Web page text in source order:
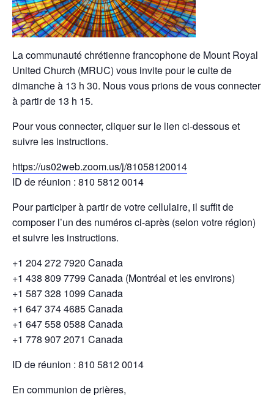
La communauté chrétienne francophone de Mount Royal
United Church (MRUC) vous invite pour le culte de
dimanche à 13 h 30. Nous vous prions de vous connecter
à partir de 13 h 15.
Pour vous connecter, cliquer sur le lien ci-dessous et
suivre les instructions.
https://us02web.zoom.us/j/81058120014
ID de réunion : 810 5812 0014
Pour participer à partir de votre cellulaire, il suffit de
composer l’un des numéros ci-après (selon votre région)
et suivre les instructions.
+1 204 272 7920 Canada
+1 438 809 7799 Canada (Montréal et les environs)
+1 587 328 1099 Canada
+1 647 374 4685 Canada
+1 647 558 0588 Canada
+1 778 907 2071 Canada
ID de réunion : 810 5812 0014
En communion de prières,